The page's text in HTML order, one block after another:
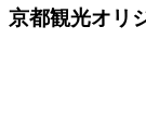
京都観光オリ